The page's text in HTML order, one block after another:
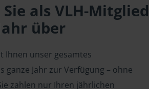
als VLH-Mitglied
über
Ihnen unser gesamtes
ganze Jahr zur Verfügung – ohne
zahlen nur Ihren jährlichen